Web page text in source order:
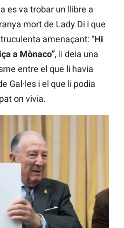
es va trobar un llibre a
mort de Lady Di i que
amenaçant: “Hi
a Mònaco”, li deia una
entre el que li havia
Gal·les i el que li podia
on vivia.